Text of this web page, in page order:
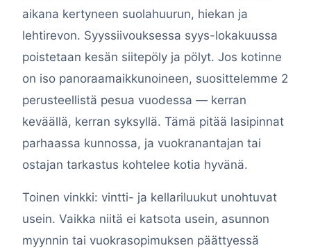
aikana kertyneen suolahuurun, hiekan ja
lehtirevon. Syyssiivouksessa syys-lokakuussa
poistetaan kesän siitepöly ja pölyt. Jos kotinne
on iso panoraamaikkunoineen, suosittelemme 2
perusteellistä pesua vuodessa — kerran
keväällä, kerran syksyllä. Tämä pitää lasipinnat
parhaassa kunnossa, ja vuokranantajan tai
ostajan tarkastus kohtelee kotia hyvänä.
Toinen vinkki: vintti- ja kellariluukut unohtuvat
usein. Vaikka niitä ei katsota usein, asunnon
myynnin tai vuokrasopimuksen päättyessä